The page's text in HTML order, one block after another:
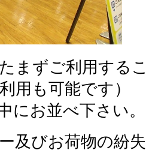
まずご利用する
用も可能です）
にお並べ下さい。
及びお荷物の紛